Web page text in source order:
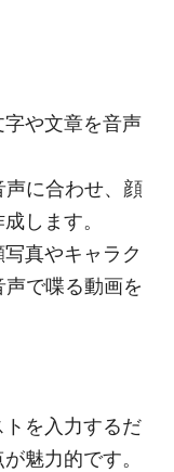
や文章を音声
に合わせ、顔
します。
真やキャラク
で喋る動画を
を入力するだ
魅力的です。